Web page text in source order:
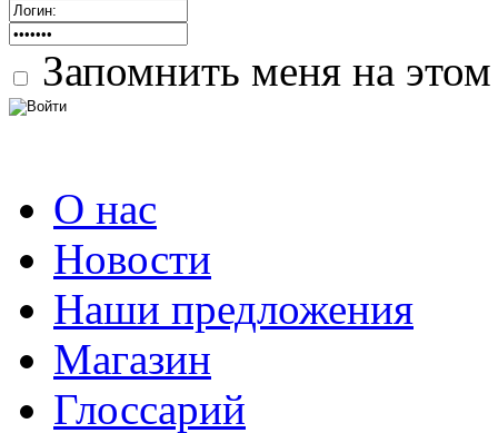
Запомнить меня на
О нас
Новости
Наши предложения
Магазин
Глоссарий